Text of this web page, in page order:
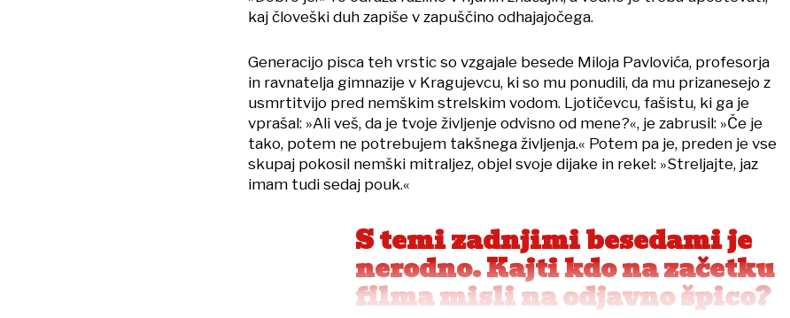
kaj človeški duh zapiše v zapuščino odhajajočega.
Generacijo pisca teh vrstic so vzgajale besede Miloja Pavlovića, profesorja
in ravnatelja gimnazije v Kragujevcu, ki so mu ponudili, da mu prizanesejo z
usmrtitvijo pred nemškim strelskim vodom. Ljotičevcu, fašistu, ki ga je
vprašal: »Ali veš, da je tvoje življenje odvisno od mene?«, je zabrusil: »Če je
tako, potem ne potrebujem takšnega življenja.« Potem pa je, preden je vse
skupaj pokosil nemški mitraljez, objel svoje dijake in rekel: »Streljajte, jaz
imam tudi sedaj pouk.«
S temi zadnjimi besedami je
nerodno. Kajti kdo na začetku
filma misli na odjavno špico?